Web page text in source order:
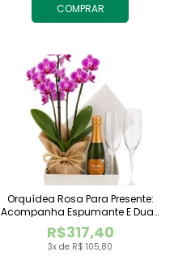
COMPRAR
3x de R$ 105,80
R$317,40
Orquídea Rosa Para Presente:
Acompanha Espumante E Duas
Taças